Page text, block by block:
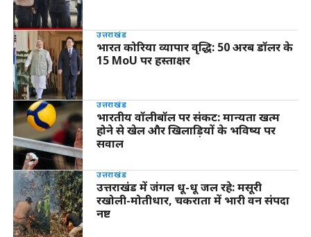
उत्तराखंड
भारत कोरिया व्यापार वृद्धि: 50 अरब डॉलर के
15 MoU पर हस्ताक्षर
उत्तराखंड
भारतीय वॉलीबॉल पर संकट: मान्यता खत्म
होने से खेल और खिलाड़ियों के भविष्य पर
सवाल
उत्तराखंड
उत्तराखंड में जंगल धू-धू जल रहे: मसूरी
रखोली-मोतीधार, चकराता में भारी वन संपदा
नष्ट